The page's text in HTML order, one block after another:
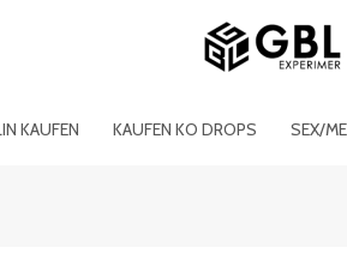
KAUFEN KAUFEN KO DROPS SEX/